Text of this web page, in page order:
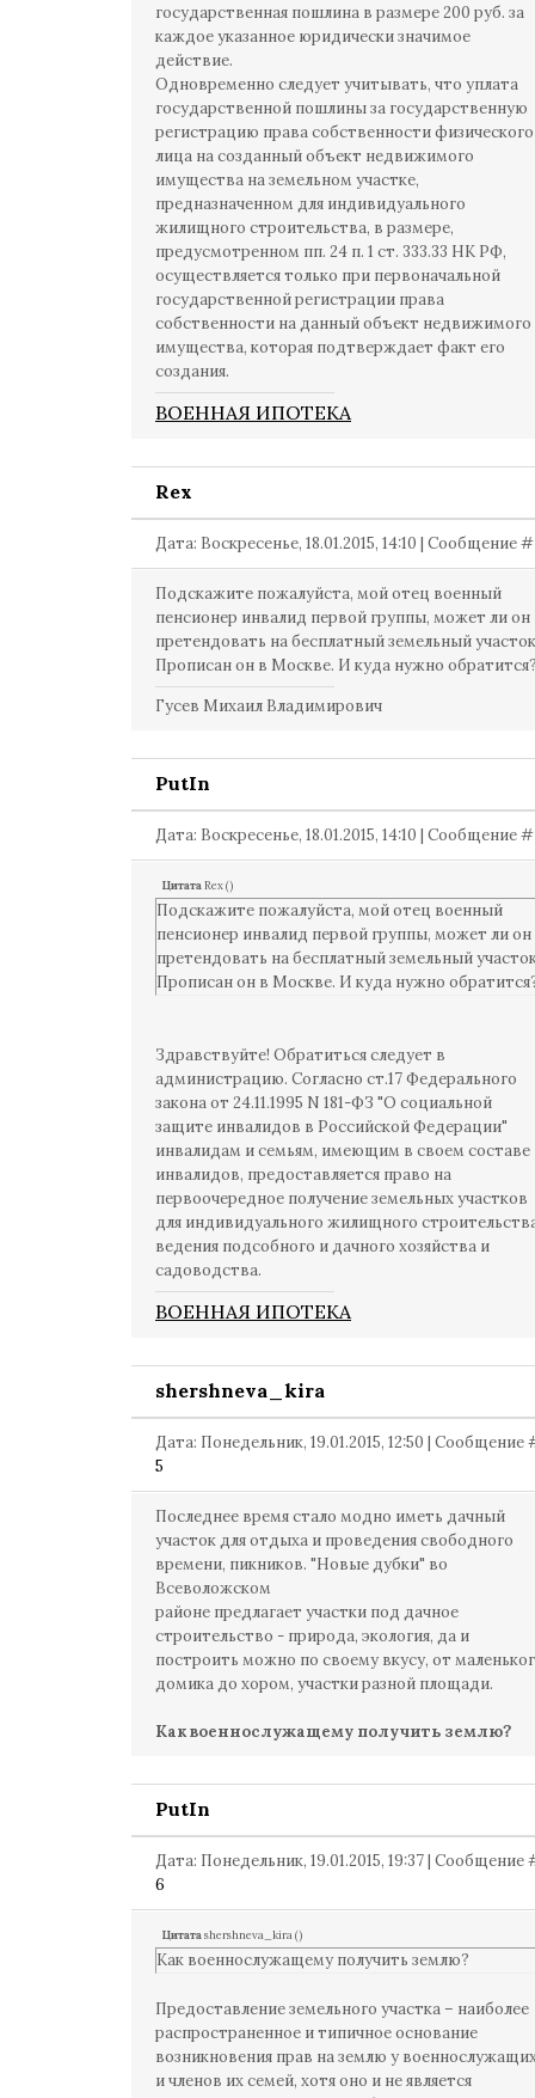
государственная пошлина в размере 200 руб. за
каждое указанное юридически значимое
действие.
Одновременно следует учитывать, что уплата
государственной пошлины за государственную
регистрацию права собственности физического
лица на созданный объект недвижимого
имущества на земельном участке,
предназначенном для индивидуального
жилищного строительства, в размере,
предусмотренном пп. 24 п. 1 ст. 333.33 НК РФ,
осуществляется только при первоначальной
государственной регистрации права
собственности на данный объект недвижимого
имущества, которая подтверждает факт его
создания.
ВОЕННАЯ ИПОТЕКА
Rex
Дата: Воскресенье, 18.01.2015, 14:10 | Сообщение
Подскажите пожалуйста, мой отец военный
пенсионер инвалид первой группы, может ли он
претендовать на бесплатный земельный
Прописан он в Москве. И куда нужно
Гусев Михаил Владимирович
PutIn
Дата: Воскресенье, 18.01.2015, 14:10 | Сообщение
ЦитатаRex()
Подскажите пожалуйста, мой отец военный
пенсионер инвалид первой группы, может ли он
претендовать на бесплатный земельный
Прописан он в Москве. И куда нужно
Здравствуйте! Обратиться следует в
администрацию. Согласно ст.17 Федерального
закона от 24.11.1995 N 181-ФЗ "О социальной
защите инвалидов в Российской Федерации"
инвалидам и семьям, имеющим в своем составе
инвалидов, предоставляется право на
первоочередное получение земельных участков
для индивидуального жилищного
ведения подсобного и дачного хозяйства и
садоводства.
ВОЕННАЯ ИПОТЕКА
shershneva_kira
Дата: Понедельник, 19.01.2015, 12:50 | Сообщение
5
Последнее время стало модно иметь дачный
участок для отдыха и проведения свободного
времени, пикников. "Новые дубки" во
Всеволожском
районе предлагает участки под дачное
строительство - природа, экология, да и
построить можно по своему вкусу, от
домика до хором, участки разной площади.
Как военнослужащему получить землю?
PutIn
Дата: Понедельник, 19.01.2015, 19:37 | Сообщение
6
Цитатаshershneva_kira()
Как военнослужащему получить землю?
Предоставление земельного участка – наиболее
распространенное и типичное основание
возникновения прав на землю у
и членов их семей, хотя оно и не является